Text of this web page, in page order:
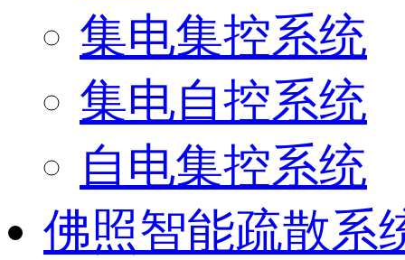
集电集控系统
集电自控系统
自电集控系统
佛照智能疏散系